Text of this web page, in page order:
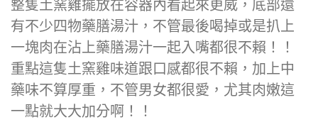
整隻土窯雞擺放在容器內看起來更威，底部還
有不少四物藥膳湯汁，不管最後喝掉或是扒上
一塊肉在沾上藥膳湯汁一起入嘴都很不賴！！
重點這隻土窯雞味道跟口感都很不賴，加上中
藥味不算厚重，不管男女都很愛，尤其肉嫩這
一點就大大加分啊！！